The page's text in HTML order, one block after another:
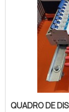
QUADRO DE